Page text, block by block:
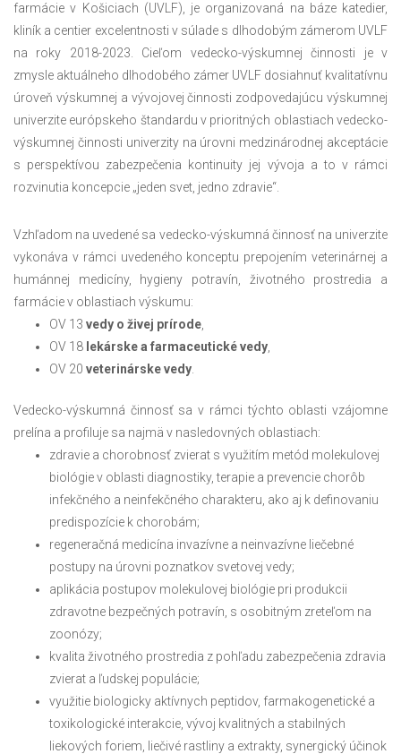
farmácie v Košiciach (UVLF), je organizovaná na báze katedier,
kliník a centier excelentnosti v súlade s dlhodobým zámerom UVLF
na roky 2018-2023. Cieľom vedecko-výskumnej činnosti je v
zmysle aktuálneho dlhodobého zámer UVLF dosiahnuť kvalitatívnu
úroveň výskumnej a vývojovej činnosti zodpovedajúcu výskumnej
univerzite európskeho štandardu v prioritných oblastiach vedecko-
výskumnej činnosti univerzity na úrovni medzinárodnej akceptácie
s perspektívou zabezpečenia kontinuity jej vývoja a to v rámci
rozvinutia koncepcie „jeden svet, jedno zdravie“.
Vzhľadom na uvedené sa vedecko-výskumná činnosť na univerzite
vykonáva v rámci uvedeného konceptu prepojením veterinárnej a
humánnej medicíny, hygieny potravín, životného prostredia a
farmácie v oblastiach výskumu:
OV 13 vedy o živej prírode
OV 18 lekárske a farmaceutické vedy
OV 20 veterinárske vedy
Vedecko-výskumná činnosť sa v rámci týchto oblasti vzájomne
prelína a profiluje sa najmä v nasledovných oblastiach:
zdravie a chorobnosť zvierat s využitím metód molekulovej
biológie v oblasti diagnostiky, terapie a prevencie chorôb
infekčného a neinfekčného charakteru, ako aj k definovaniu
predispozície k chorobám;
regeneračná medicína invazívne a neinvazívne liečebné
postupy na úrovni poznatkov svetovej vedy;
aplikácia postupov molekulovej biológie pri produkcii
zdravotne bezpečných potravín, s osobitným zreteľom na
zoonózy;
kvalita životného prostredia z pohľadu zabezpečenia zdravia
zvierat a ľudskej populácie;
využitie biologicky aktívnych peptidov, farmakogenetické a
toxikologické interakcie, vývoj kvalitných a stabilných
liekových foriem, liečivé rastliny a extrakty, synergický účinok